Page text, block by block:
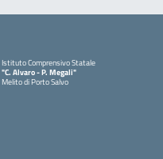
Istituto Comprensivo Statale
"C. Alvaro - P. Megali"
Melito di Porto Salvo